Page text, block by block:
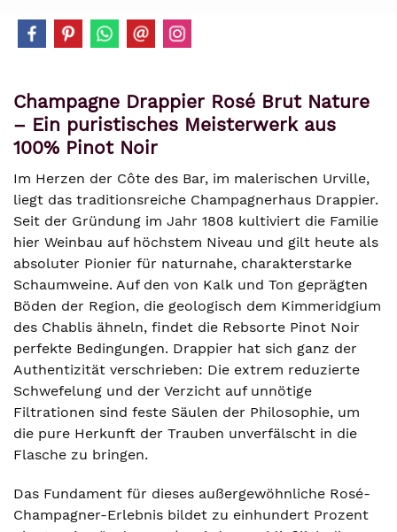
Champagne Drappier Rosé Brut Nature
– Ein puristisches Meisterwerk aus
100% Pinot Noir
Im Herzen der Côte des Bar, im malerischen Urville,
liegt das traditionsreiche Champagnerhaus Drappier.
Seit der Gründung im Jahr 1808 kultiviert die Familie
hier Weinbau auf höchstem Niveau und gilt heute als
absoluter Pionier für naturnahe, charakterstarke
Schaumweine. Auf den von Kalk und Ton geprägten
Böden der Region, die geologisch dem Kimmeridgium
des Chablis ähneln, findet die Rebsorte Pinot Noir
perfekte Bedingungen. Drappier hat sich ganz der
Authentizität verschrieben: Die extrem reduzierte
Schwefelung und der Verzicht auf unnötige
Filtrationen sind feste Säulen der Philosophie, um
die pure Herkunft der Trauben unverfälscht in die
Flasche zu bringen.
Das Fundament für dieses außergewöhnliche Rosé-
Champagner-Erlebnis bildet zu einhundert Prozent